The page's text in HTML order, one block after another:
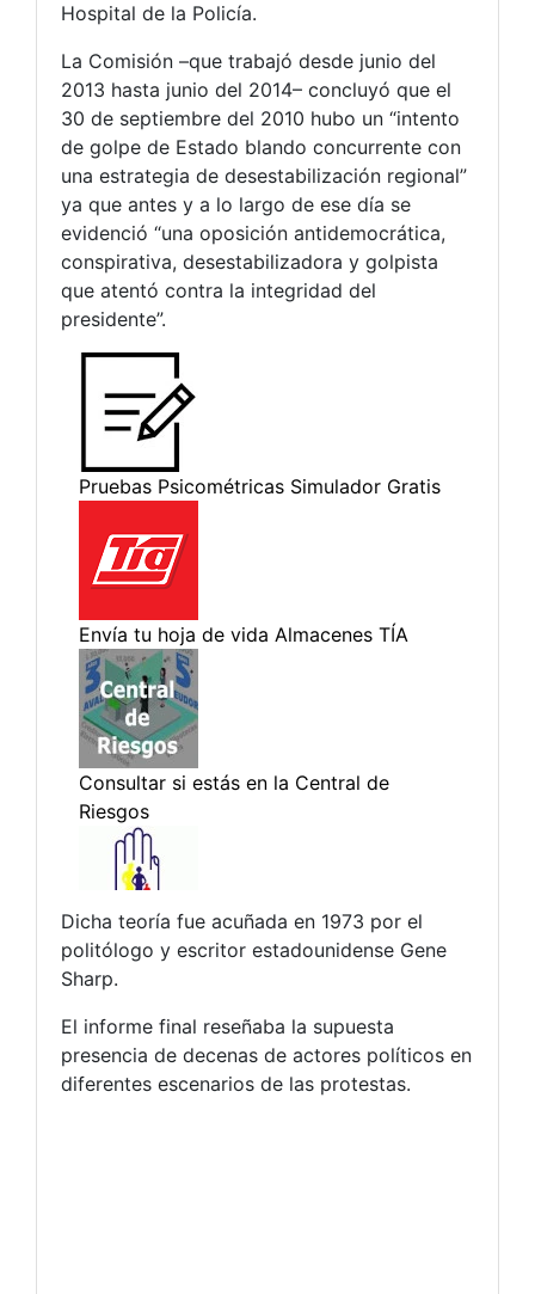
Hospital de la Policía.
La Comisión –que trabajó desde junio del
2013 hasta junio del 2014– concluyó que el
30 de septiembre del 2010 hubo un “intento
de golpe de Estado blando concurrente con
una estrategia de desestabilización regional”
ya que antes y a lo largo de ese día se
evidenció “una oposición antidemocrática,
conspirativa, desestabilizadora y golpista
que atentó contra la integridad del
presidente”.
Dicha teoría fue acuñada en 1973 por el
politólogo y escritor estadounidense Gene
Sharp.
El informe final reseñaba la supuesta
presencia de decenas de actores políticos en
diferentes escenarios de las protestas.